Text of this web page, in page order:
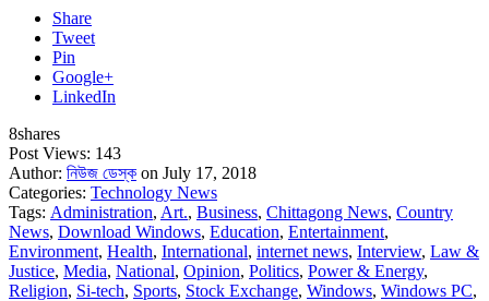
Share
Tweet
Pin
Google+
LinkedIn
8shares
Post Views: 143
Author: নিউজ ডেস্ক on July 17, 2018
Categories: Technology News
Tags: Administration, Art., Business, Chittagong News, Country
News, Download Windows, Education, Entertainment,
Environment, Health, International, internet news, Interview, Law &
Justice, Media, National, Opinion, Politics, Power & Energy,
Religion, Si-tech, Sports, Stock Exchange, Windows, Windows PC,